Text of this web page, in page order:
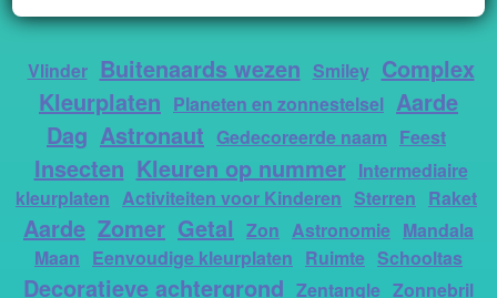
Vlinder Buitenaards wezen Smiley Complex
Kleurplaten Planeten en zonnestelsel Aarde
Dag Astronaut Gedecoreerde naam Feest
Insecten Kleuren op nummer Intermediaire
kleurplaten Activiteiten voor Kinderen Sterren Raket
Aarde Zomer Getal Zon Astronomie Mandala
Maan Eenvoudige kleurplaten Ruimte Schooltas
Decoratieve achtergrond Zentangle Zonnebril